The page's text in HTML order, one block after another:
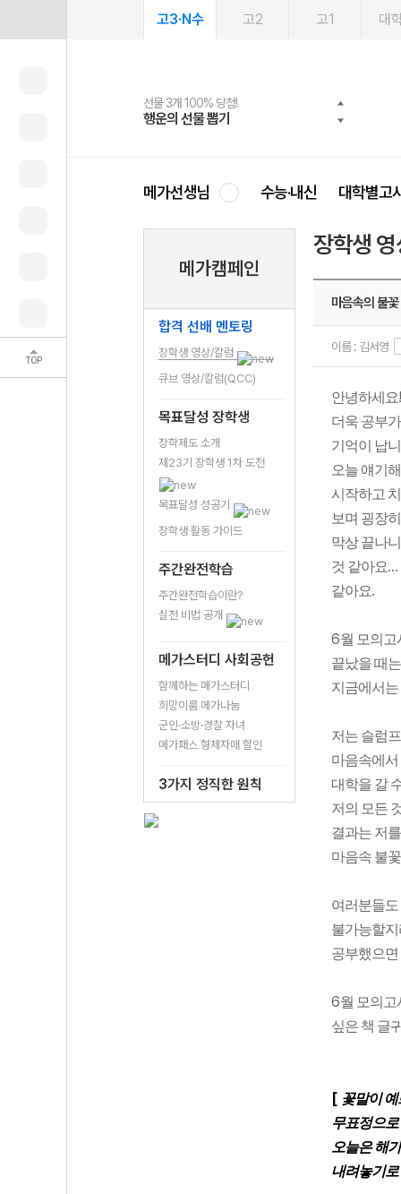
TOP
고3·N수 고2 고1 대
선물 3개 100% 당첨!
행운의 선물 뽑기
선물 100% 증정!
메가스터디 X 올리브
여름방학 스터디 캐시백
메가런 썸머스쿨
2027 러셀 단과
강사 공개선발
스마트러닝앱
설문 EVENT
메가패스
3일 무료 체험권
메가패스 수강생 무료혜택!
메가클럽 멤버십
사회공헌 캠페인
희망이룸 메가나눔
메가선생님 수능·내신 대학별고
메가캠페인
합격 선배 멘토링
장학생 영상/칼럼
큐브 영상/칼럼(QCC)
목표달성 장학생
장학제도 소개
제23기 장학생 1차 도전
목표달성 성공기
장학생 활동 가이드
주간완전학습
주간완전학습이란?
실천 비법 공개
메가스터디 사회공헌
함께하는 메가스터디
희망이룸 메가나눔
군인·소방·경찰 자녀
메가패스 형제자매 할인
3가지 정직한 원칙
장학생
마음속의 불꽃
이름 : 김서영
안녕하세요
더욱 공부
기억이 납
오늘 얘기
시작하고
보며 굉장
막상 끝나
것 같아요...
같아요.
6월 모의고
끝났을 때
지금에서
저는 슬럼
마음속에
대학을 갈
저의 모든
결과는 저
마음속 불
여러분들
불가능할
공부했으
6월 모의고
싶은 책 글
[ 꽃말이
무표정으
오늘은 해
내려놓기